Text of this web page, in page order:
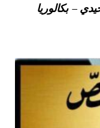
– بكالوريا